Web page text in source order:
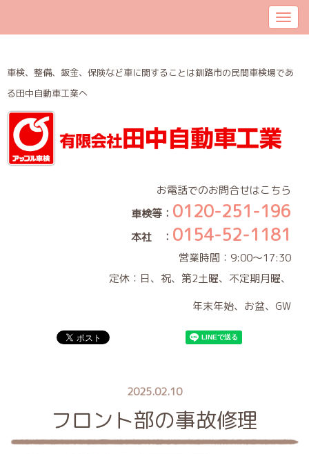
車検、整備、鈑金、保険など車に関することは釧路市の民間車検場であ
る田中自動車工業へ
お電話でのお問合せはこちら
車検等： 0120-251-196
本社 ： 0154-52-1181
営業時間：9:00～17:30
定休：日、祝、第2土曜、不定期月曜、
年末年始、お盆、GW
2025.02.10
フロント部の事故修理